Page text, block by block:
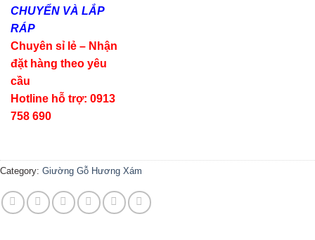
CHUYỂN VÀ LẮP
RÁP
Chuyên sỉ lẻ – Nhận
đặt hàng theo yêu
cầu
Hotline hỗ trợ: 0913
758 690
Category: Giường Gỗ Hương Xám